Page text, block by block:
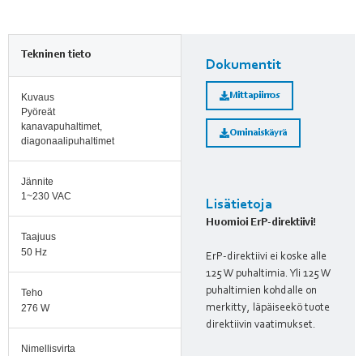
Tekninen tieto
Kuvaus
Pyöreät
kanavapuhaltimet,
diagonaalipuhaltimet
Jännite
1~230 VAC
Taajuus
50 Hz
Teho
276 W
Nimellisvirta
Dokumentit
Mittapiirros
Ominaiskäyrä
Lisätietoja
Huomioi ErP-direktiivi!
ErP-direktiivi ei koske alle
125 W puhaltimia. Yli 125 W
puhaltimien kohdalle on
merkitty, läpäiseekö tuote
direktiivin vaatimukset.